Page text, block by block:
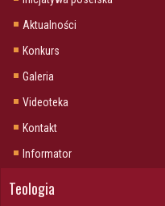
Aktualności
Konkurs
Galeria
Videoteka
Kontakt
Informator
Teologia